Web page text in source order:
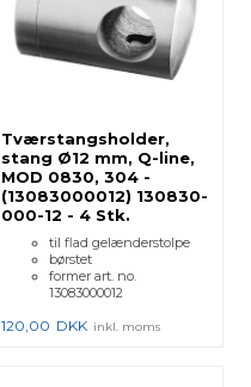
Tværstangsholder,
stang Ø12 mm, Q-line,
MOD 0830, 304 -
(13083000012) 130830-
000-12 - 4 Stk.
til flad gelænderstolpe
børstet
former art. no.
13083000012
120,00 DKK inkl. moms